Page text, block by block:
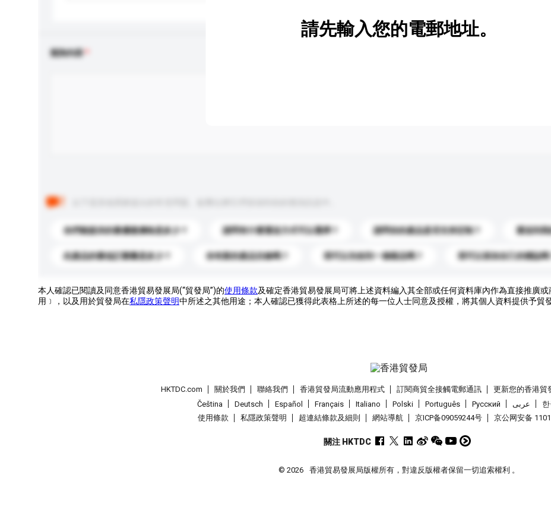
查詢內容
你們能提供的最優惠價格是多少？ 請問有什麼運送方式可以選擇？ 請問你的產品是否支持定制？ 運送到
此產品的最低訂購量是多少？ 你有新的產品目錄嗎？ 我可以先收到一個樣品嗎？ 我可以添加自己的標誌嗎
請先輸入您的電郵地址。
本人確認已閱讀及同意香港貿易發展局(“貿發局”)的使用條款及確定香港貿易發展局可將上述資料編入其全部或任何資料庫內作為直接推廣
用﹞，以及用於貿發局在私隱政策聲明中所述之其他用途；本人確認已獲得此表格上所述的每一位人士同意及授權，將其個人資料提供予貿
HKTDC.com 關於我們 聯絡我們 香港貿發局流動應用程式 訂閱商貿全接觸電郵通訊 更新您的香港貿
Čeština
Deutsch Español Français Italiano Polski Português Pусский عربى
使用條款
私隱政策聲明 超連結條款及細則 網站導航 京ICP备09059244号 京公网安备
關注 HKTDC
© 2026 香港貿易發展局版權所有，對違反版權者保留一切追索權利 。